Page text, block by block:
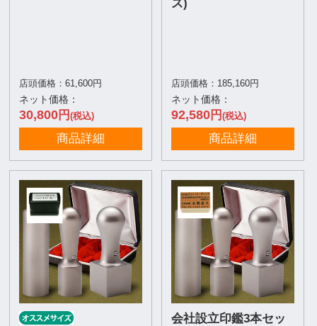
店頭価格：61,600円
ネット価格：
30,800円(税込)
商品詳細
ズ)
店頭価格：185,160円
ネット価格：
92,580円 (税込)
商品詳細
会社設立印鑑3本セッ